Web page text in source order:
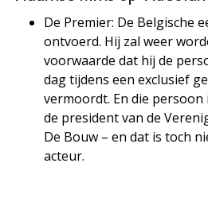
De Premier: De Belgische
ontvoerd. Hij zal weer
voorwaarde dat hij de
dag tijdens een exclusief
vermoordt. En die persoon
de president van de
De Bouw – en dat is toch
acteur.